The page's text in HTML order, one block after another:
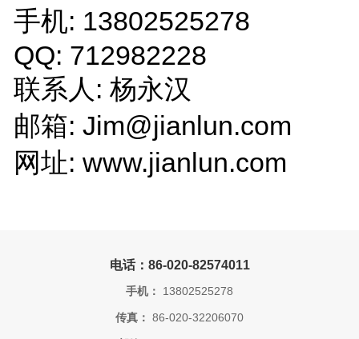
手机: 13802525278
QQ: 712982228
联系人: 杨永汉
邮箱: Jim@jianlun.com
网址: www.jianlun.com
电话：86-020-82574011
手机： 13802525278
传真： 86-020-32206070